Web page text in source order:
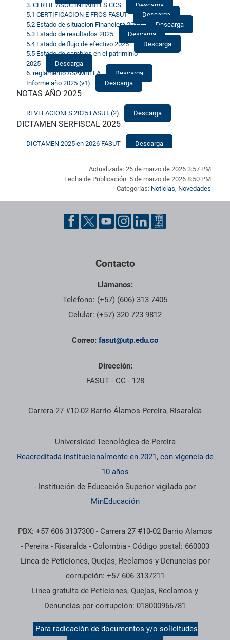
3. CERTIF ASOC INHABILES CCS
Descarga
5.1 CERTIFICACION E FROS FASUT
Descarga
5.2 Estado de situacion Financiera 2025
Descarga
5.3 Estado de resultados 2025
Descarga
5.4 Estado de flujo de efectivo 2025
Descarga
5.5 Estado de cambios en el patriminio
2025
Descarga
6. reglamento ASAMBLEA
Descarga
Informe año 2025 (v1)
Descarga
NOTAS AÑO 2025
REVELACIONES 2025 FASUT (2) Descarga
DICTAMEN SERFISCAL 2025
DICTAMEN 2025 en 2026 FASUT Descarga
Actualizada: 26 de marzo de 2026 3:57 PM
Fecha de Publicación: 5 de marzo de 2026 8:50 PM
Categorías: Noticias, Novedades
Pie de página con información de contacto, redes sociales y
Contacto
Llámanos:
Teléfono: (+57) (606) 313 7405
Celular: (+57) 320 723 9812
Correo: fasut@utp.edu.co
Dirección:
FASUT - CG - 128
Carrera 27 #10-02 Barrio Álamos Pereira, Risaralda
Información institucional
Universidad Tecnológica de Pereira
Reacreditada institucionalmente en 2021, con vigencia de
10 años
- Institución de Educación Superior vigilada por
MinEducación
PBX: +57 606 3137300 - Carrera 27 #10-02 Barrio Alamos
- Pereira - Risaralda - Colombia - Código postal: 660003
Línea de Peticiones, Quejas, Reclamos y Denuncias por
corrupción: +57 606 3137211
Línea gratuita de Peticiones, Quejas, Reclamos y
Denuncias por corrupción: 018000966781
Para radicación de documentos y/o solicitudes